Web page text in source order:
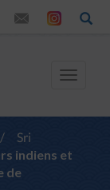
Toggle
/
Sri
indiens et
de